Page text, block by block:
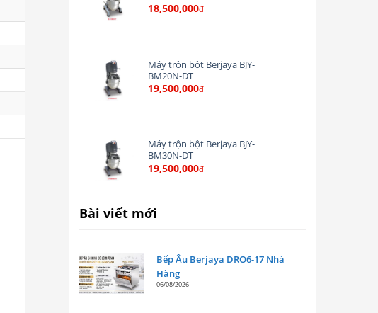
18,500,000₫
Máy trộn bột Berjaya BJY-
BM20N-DT
19,500,000₫
Máy trộn bột Berjaya BJY-
BM30N-DT
19,500,000₫
Bài viết mới
Bếp Âu Berjaya DRO6-17 Nhà
Hàng
06/08/2026